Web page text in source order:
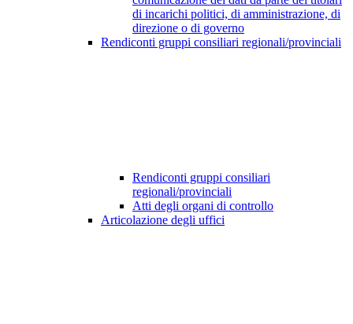
di incarichi politici, di amministrazione, di
direzione o di governo
Rendiconti gruppi consiliari regionali/provinciali
Rendiconti gruppi consiliari
regionali/provinciali
Atti degli organi di controllo
Articolazione degli uffici